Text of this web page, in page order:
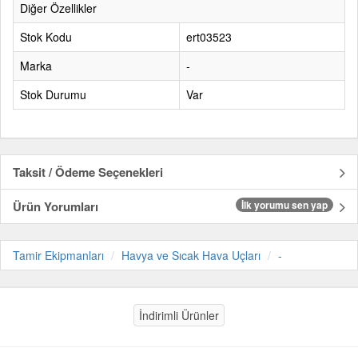
Diğer Özellikler
Stok Kodu
ert03523
Marka
-
Stok Durumu
Var
Taksit / Ödeme Seçenekleri
Ürün Yorumları
İlk yorumu sen yap
Tamir Ekipmanları Havya ve Sıcak Hava Uçları -
İndirimli Ürünler